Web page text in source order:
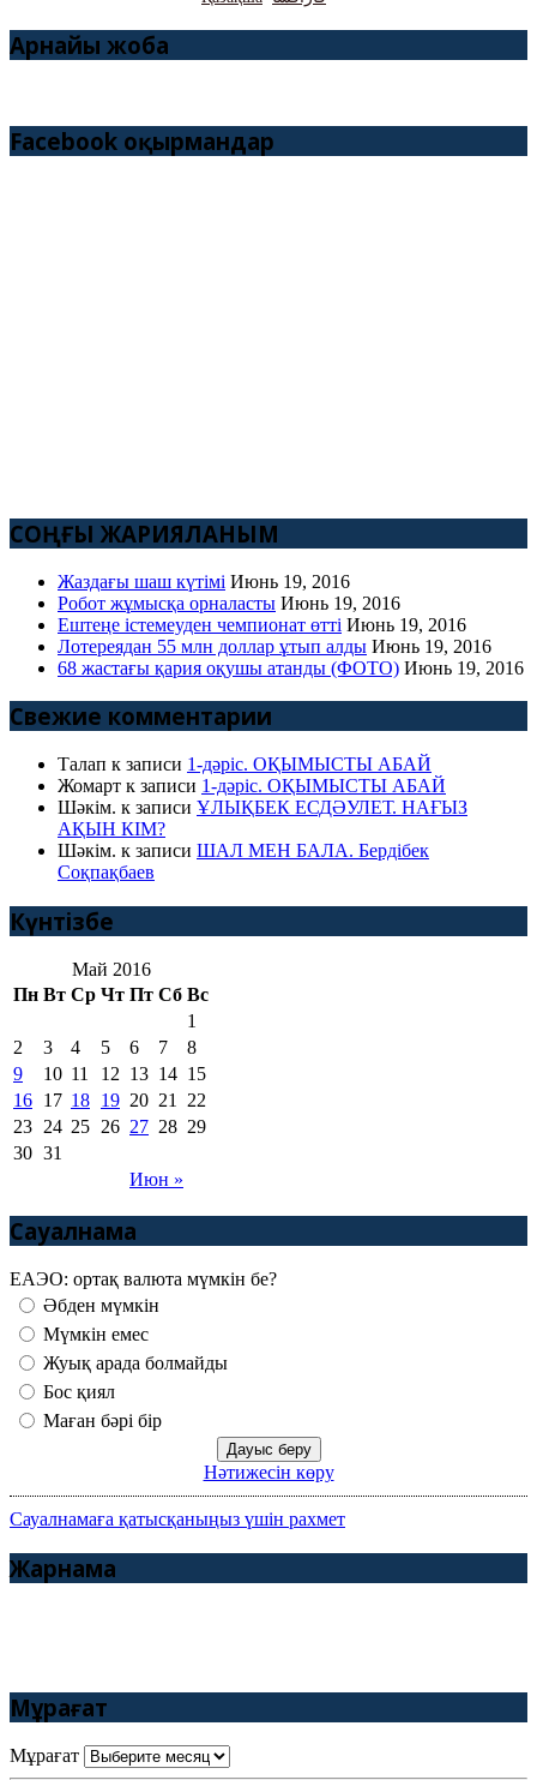
Арнайы жоба
Facebook оқырмандар
СОҢҒЫ ЖАРИЯЛАНЫМ
Жаздағы шаш күтімі Июнь 19, 2016
Робот жұмысқа орналасты Июнь 19, 2016
Ештеңе істемеуден чемпионат өтті Июнь 19, 2016
Лотереядан 55 млн доллар ұтып алды Июнь 19, 2016
68 жастағы қария оқушы атанды (ФОТО) Июнь 19, 2016
Свежие комментарии
Талап к записи 1-дәріс. ОҚЫМЫСТЫ АБАЙ
Жомарт к записи 1-дәріс. ОҚЫМЫСТЫ АБАЙ
Шәкім. к записи ҰЛЫҚБЕК ЕСДӘУЛЕТ. НАҒЫЗ
АҚЫН КІМ?
Шәкім. к записи ШАЛ МЕН БАЛА. Бердібек
Соқпақбаев
Күнтізбе
Май 2016
Пн Вт Ср Чт Пт Сб Вс
Июн »
1
2
3 4 5 6 7
8
9
10 11 12 13 14 15
16 17 18 19 20 21
22
23 24 25 26 27 28 29
30 31
Сауалнама
ЕАЭО: ортақ валюта мүмкін бе?
Әбден мүмкін
Мүмкін емес
Жуық арада болмайды
Бос қиял
Маған бәрі бір
Нәтижесін көру
Сауалнамаға қатысқаныңыз үшін рахмет
Жарнама
Мұрағат
Мұрағат